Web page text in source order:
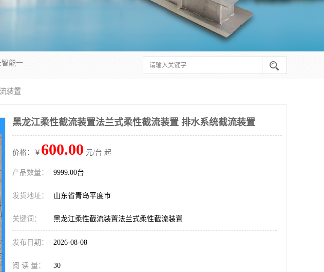
青岛铭源环保科技有限公司是一家专注于环保与智慧水务领域的先进科技企业，公司专注于云智能一体化HMPP预制泵站、智能截流井设备、调蓄池雨洪管理设备、水务循环利用、云智慧水务开发及新型环保技术研发等领域。
装置
黑龙江柔性截流装置法兰式柔性截流装置 排水系统截流装置
价格：￥ 600.00 元/台 起
产品数量： 9999.00台
发货地址： 山东省青岛平度市
关键词： 黑龙江柔性截流装置法兰式柔性截流装置
发布日期： 2026-08-08
阅 读 量： 30